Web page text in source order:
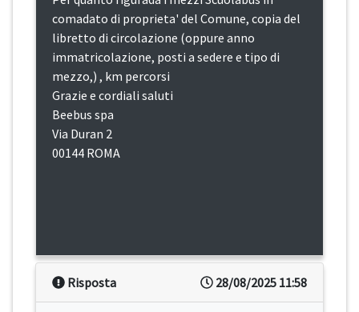
comadato di proprieta' del Comune, copia del
libretto di circolazione (oppure anno
immatricolazione, posti a sedere e tipo di
mezzo,) , km percorsi
Grazie e cordiali saluti
Beebus spa
Via Duran 2
00144 ROMA
28/08/2025 11:58
Risposta